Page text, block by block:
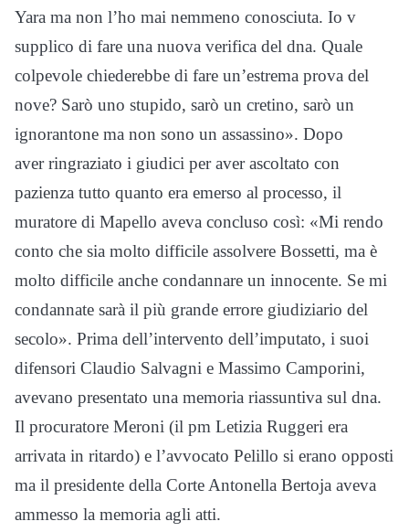
Yara ma non l’ho mai nemmeno conosciuta. Io v
supplico di fare una nuova verifica del dna. Quale
colpevole chiederebbe di fare un’estrema prova del
nove? Sarò uno stupido, sarò un cretino, sarò un
ignorantone ma non sono un assassino». Dopo
aver ringraziato i giudici per aver ascoltato con
pazienza tutto quanto era emerso al processo, il
muratore di Mapello aveva concluso così: «Mi rendo
conto che sia molto difficile assolvere Bossetti, ma è
molto difficile anche condannare un innocente. Se mi
condannate sarà il più grande errore giudiziario del
secolo». Prima dell’intervento dell’imputato, i suoi
difensori Claudio Salvagni e Massimo Camporini,
avevano presentato una memoria riassuntiva sul dna.
Il procuratore Meroni (il pm Letizia Ruggeri era
arrivata in ritardo) e l’avvocato Pelillo si erano opposti
ma il presidente della Corte Antonella Bertoja aveva
ammesso la memoria agli atti.